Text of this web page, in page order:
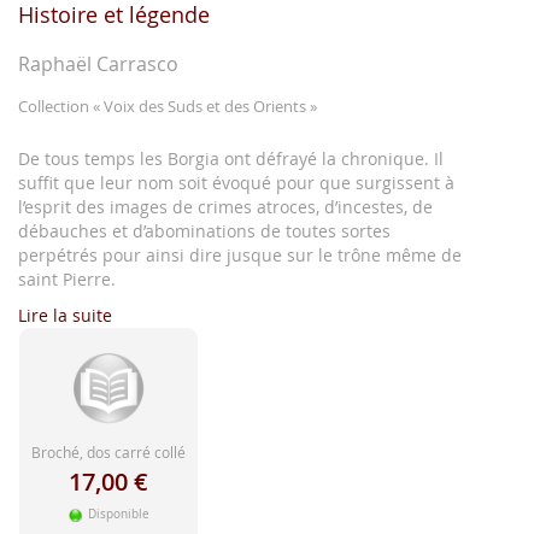
début
la
gallerie
d'image
Histoire et légende
Raphaël Carrasco
Collection « Voix des Suds et des Orients »
De tous temps les Borgia ont défrayé la chronique. Il
suffit que leur nom soit évoqué pour que surgissent à
l’esprit des images de crimes atroces, d’incestes, de
débauches et d’abominations de toutes sortes
perpétrés pour ainsi dire jusque sur le trône même de
saint Pierre.
Lire la suite
Broché, dos carré collé
17,00 €
Disponible